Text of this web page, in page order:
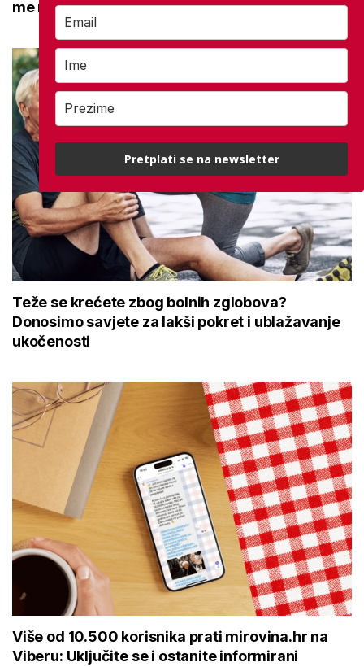
me naučio
Teže se krećete zbog bolnih zglobova?
Donosimo savjete za lakši pokret i ublažavanje
ukočenosti
Više od 10.500 korisnika prati mirovina.hr na
Viberu: Uključite se i ostanite informirani
Pretplati se na newsletter